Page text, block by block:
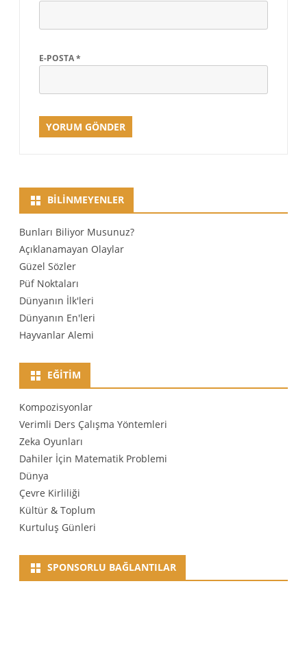
E-POSTA*
BILINMEYENLER
Bunları Biliyor Musunuz?
Açıklanamayan Olaylar
Güzel Sözler
Püf Noktaları
Dünyanın İlk'leri
Dünyanın En'leri
Hayvanlar Alemi
EĞITIM
Kompozisyonlar
Verimli Ders Çalışma Yöntemleri
Zeka Oyunları
Dahiler İçin Matematik Problemi
Dünya
Çevre Kirliliği
Kültür & Toplum
Kurtuluş Günleri
SPONSORLU BAĞLANTILAR